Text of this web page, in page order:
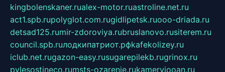
kingbolenskaner.rualex-motor.ruastroline.net.ru
act1.spb.rupolyglot.com.rugidlipetsk.ruooo-driada.ru
detsad125.rumir-zdoroviya.rubruslanovo.rusiterem.ru
council.spb.ruлодкипатриот.рфkafekolizey.ru
iclub.net.rugazon-easy.rusugarepilekb.rugrinox.ru
pylesostineco.rumsts-ozarenie.rukameryjooan.ru